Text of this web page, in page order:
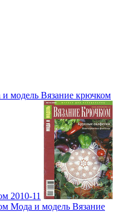
модель Вязание крючком
2010-11
Мода и модель Вязание